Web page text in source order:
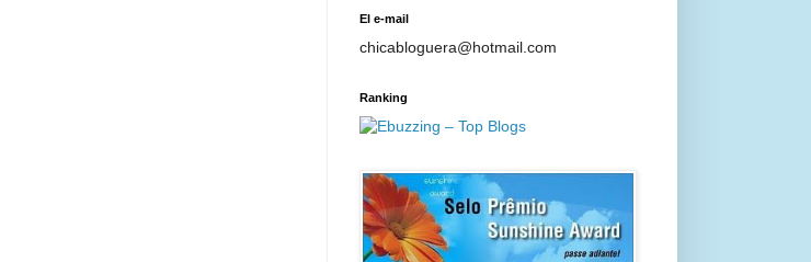
El e-mail
chicabloguera@hotmail.com
Ranking